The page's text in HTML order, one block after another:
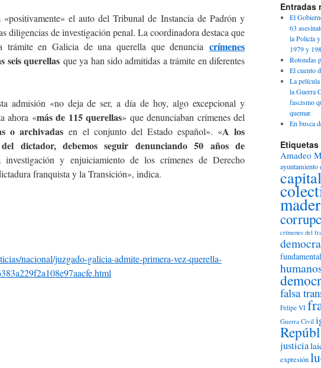
el auto del Tribunal de Instancia de Padrón y
diligencias de investigación penal. La coordinadora destaca que
en Galicia de una querella que denuncia crímenes
seis querellas que ya han sido admitidas a trámite en diferentes
admisión «no deja de ser, a día de hoy, algo excepcional y
ahora «más de 115 querellas» que denunciaban crímenes del
o archivadas en el conjunto del Estado español». «A los
dictador, debemos seguir denunciando 50 años de
y enjuiciamiento de los crímenes de Derecho
franquista y la Transición», indica.
nacional/juzgado-galicia-admite-primera-vez-querella-
Entradas
El
63
la Policía y
1979 y
Rotondas
El cuento
La
la Guerra
fascismo
quemar.
En busca
Etiquetas
Amadeo
ayuntamiento
crímenes del
falsa
Felipe VI
Guerra Civil
justicia
expresión